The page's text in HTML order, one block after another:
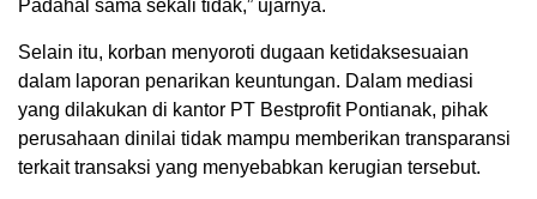
Padahal sama sekali tidak,” ujarnya.
Selain itu, korban menyoroti dugaan ketidaksesuaian
dalam laporan penarikan keuntungan. Dalam mediasi
yang dilakukan di kantor PT Bestprofit Pontianak, pihak
perusahaan dinilai tidak mampu memberikan transparansi
terkait transaksi yang menyebabkan kerugian tersebut.